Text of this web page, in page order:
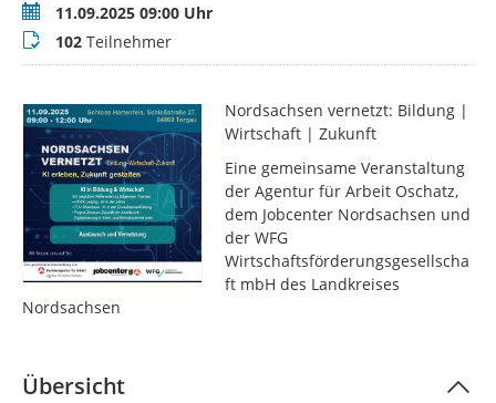
Termin11.09.2025 09:00 Uhr
Teilnehmer
102 Teilnehmer
Nordsachsen vernetzt: Bildung |
Wirtschaft | Zukunft
Eine gemeinsame Veranstaltung
der Agentur für Arbeit Oschatz,
dem Jobcenter Nordsachsen und
der WFG
Wirtschaftsförderungsgesellscha
ft mbH des Landkreises
Nordsachsen
Übersicht